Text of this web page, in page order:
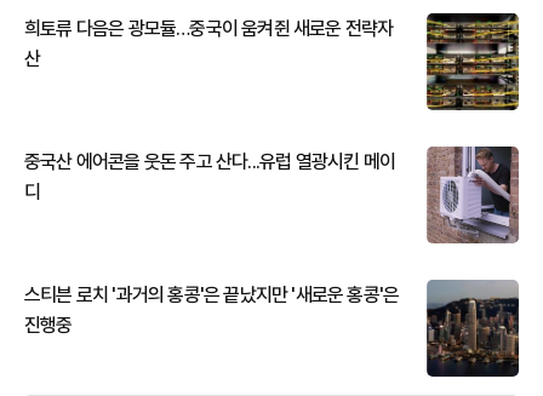
희토류 다음은 광모듈…중국이 움켜쥔 새로운 전략자
산
중국산 에어콘을 웃돈 주고 산다...유럽 열광시킨 메이
디
스티븐 로치 '과거의 홍콩'은 끝났지만 '새로운 홍콩'은
진행중